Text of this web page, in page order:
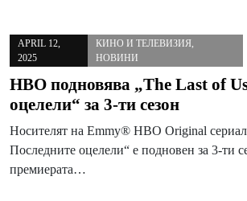
APRIL 12,
2025
КИНО И ТЕЛЕВИЗИЯ,
НОВИНИ
HBO подновява „The Last of
оцелели“ за 3-ти сезон
Носителят на Emmy® HBO Original
Последните оцелели“ е подновен за 3-ти
премиерата…